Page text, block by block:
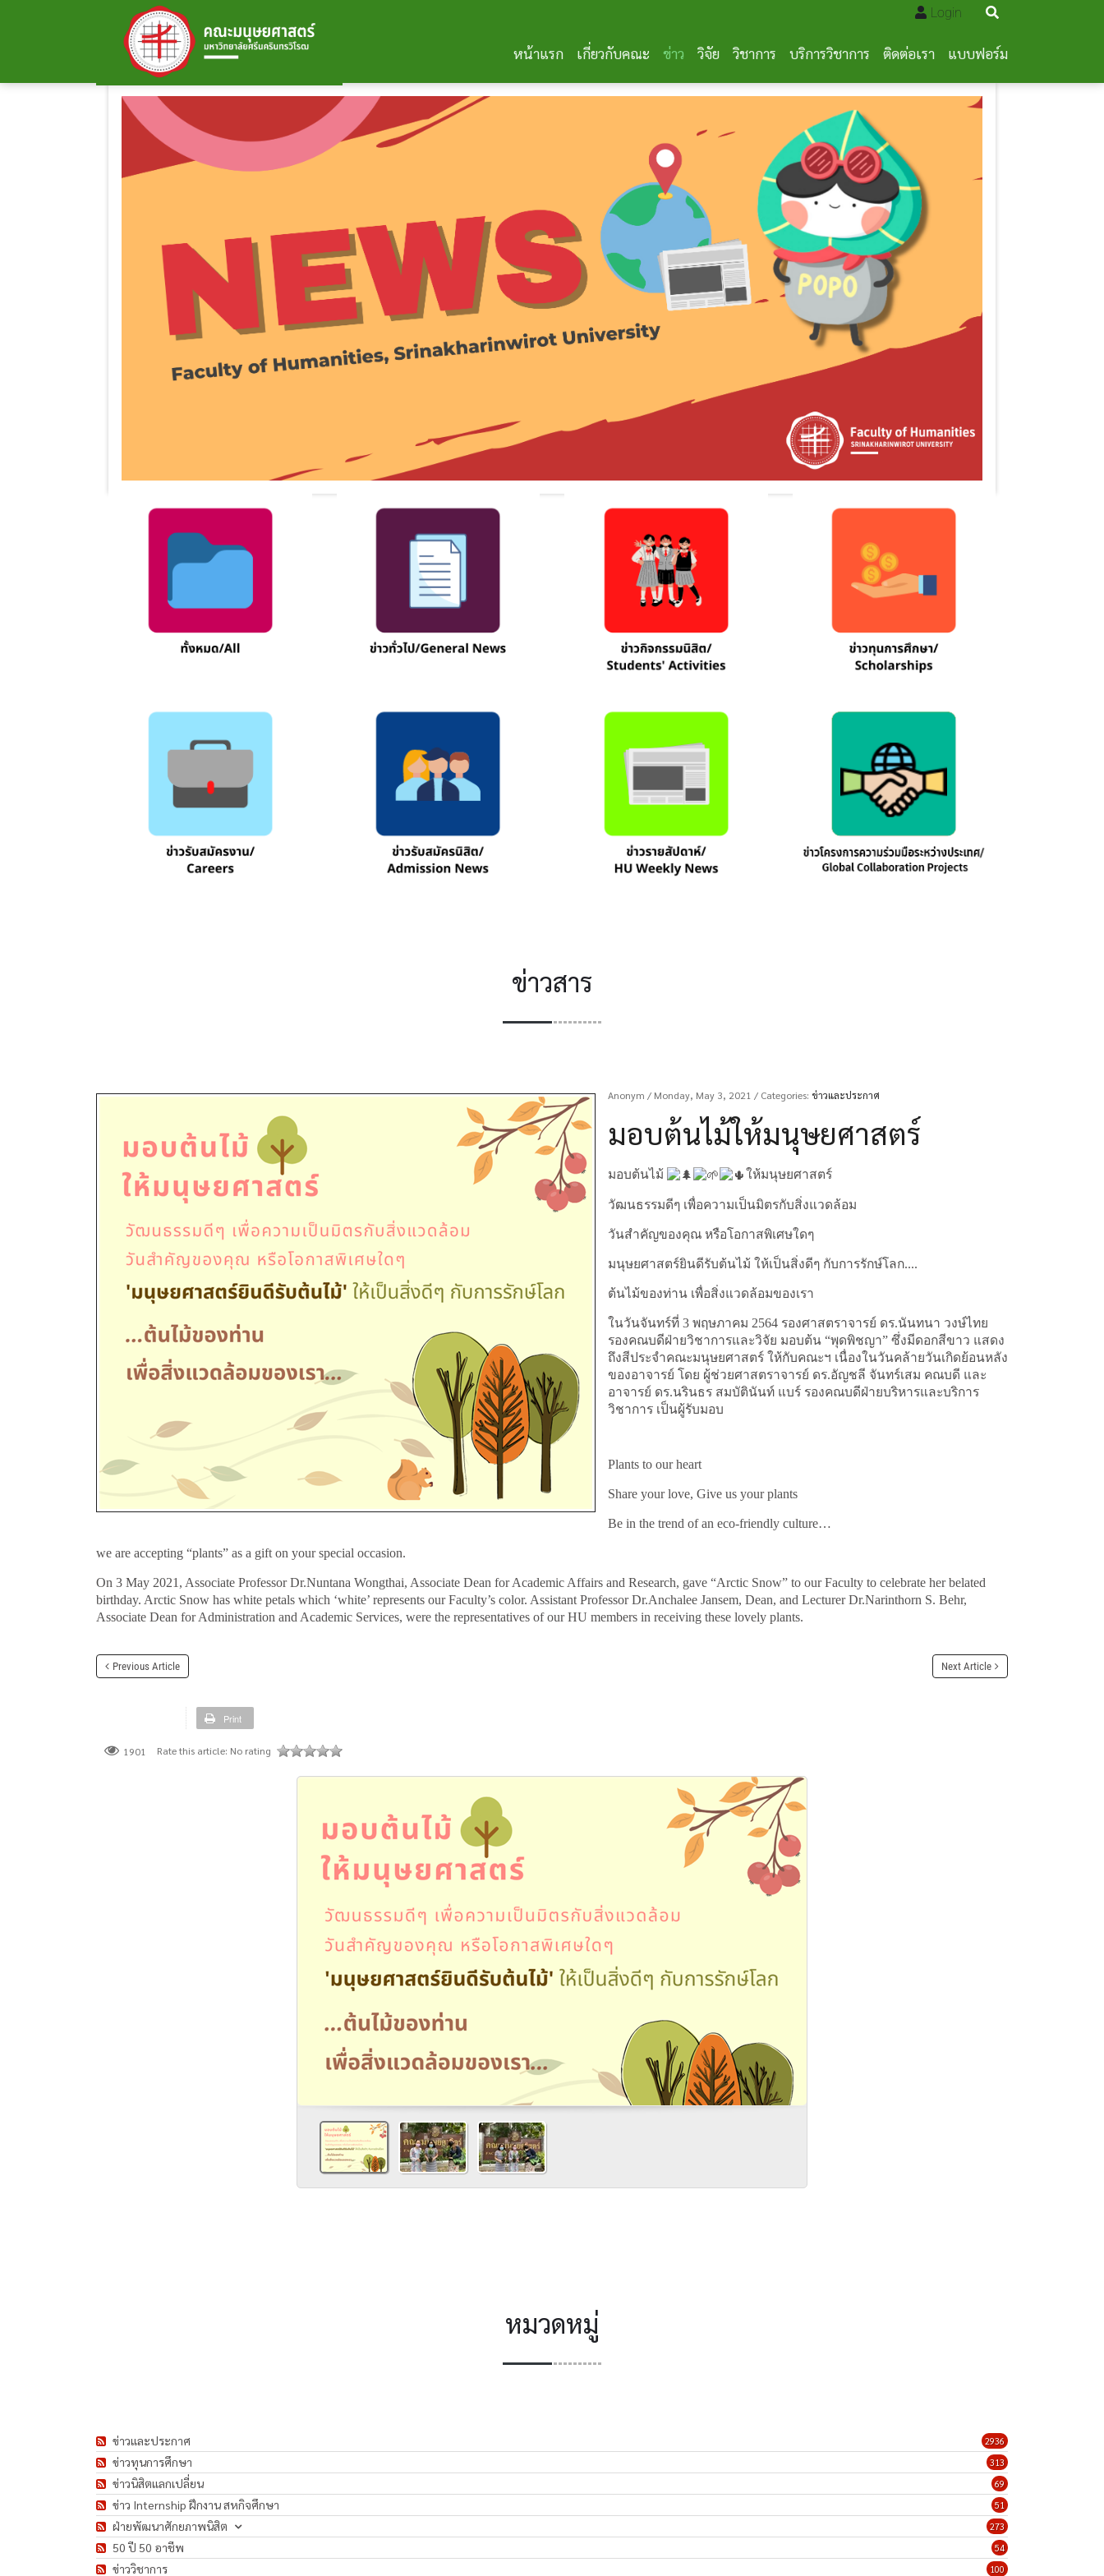
Login
หน้าแรก เกี่ยวกับคณะ ข่าว วิจัย วิชาการ บริการวิชาการ ติดต่อเรา แบบฟอร์ม
ข่าวสาร
Anonym / Monday, May 3, 2021 / Categories: ข่าวและประกาศ
มอบต้นไม้ให้มนุษยศาสตร์
มอบต้นไม้ ให้มนุษยศาสตร์
วัฒนธรรมดีๆ เพื่อความเป็นมิตรกับสิ่งแวดล้อม
วันสำคัญของคุณ หรือโอกาสพิเศษใดๆ
มนุษยศาสตร์ยินดีรับต้นไม้ ให้เป็นสิ่งดีๆ กับการรักษ์โลก....
ต้นไม้ของท่าน เพื่อสิ่งแวดล้อมของเรา
ในวันจันทร์ที่ 3 พฤษภาคม 2564 รองศาสตราจารย์ ดร.นันทนา วงษ์ไทย
รองคณบดีฝ่ายวิชาการและวิจัย มอบต้น “พุดพิชญา” ซึ่งมีดอกสีขาว แสดง
ถึงสีประจำคณะมนุษยศาสตร์ ให้กับคณะฯ เนื่องในวันคล้ายวันเกิดย้อนหลัง
ของอาจารย์ โดย ผู้ช่วยศาสตราจารย์ ดร.อัญชลี จันทร์เสม คณบดี และ
อาจารย์ ดร.นรินธร สมบัตินันท์ แบร์ รองคณบดีฝ่ายบริหารและบริการ
วิชาการ เป็นผู้รับมอบ
Plants to our heart
Share your love, Give us your plants
Be in the trend of an eco-friendly culture…
we are accepting “plants” as a gift on your special occasion.
On 3 May 2021, Associate Professor Dr.Nuntana Wongthai, Associate Dean for Academic Affairs and Research, gave “Arctic Snow” to our Faculty to celebrate her belated
birthday. Arctic Snow has white petals which ‘white’ represents our Faculty’s color. Assistant Professor Dr.Anchalee Jansem, Dean, and Lecturer Dr.Narinthorn S. Behr,
Associate Dean for Administration and Academic Services, were the representatives of our HU members in receiving these lovely plants.
Previous Article Next Article
Print
1901 Rate this article: No rating
หมวดหมู่
2936
ข่าวและประกาศ
313
ข่าวทุนการศึกษา
69
ข่าวนิสิตแลกเปลี่ยน
51
ข่าว Internship ฝึกงาน สหกิจศึกษา
273
ฝ่ายพัฒนาศักยภาพนิสิต
54
50 ปี 50 อาชีพ
100
ข่าววิชาการ